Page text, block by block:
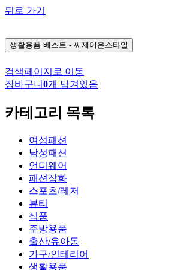
뒤로 가기
생활용품 베스트 - 씨제이온스타일
검색페이지로 이동
장바구니 0개 담겨있음
카테고리 목록
여성패션
남성패션
언더웨어
패션잡화
스포츠/레저
뷰티
식품
주방용품
출산/유아동
가구/인테리어
생활용품